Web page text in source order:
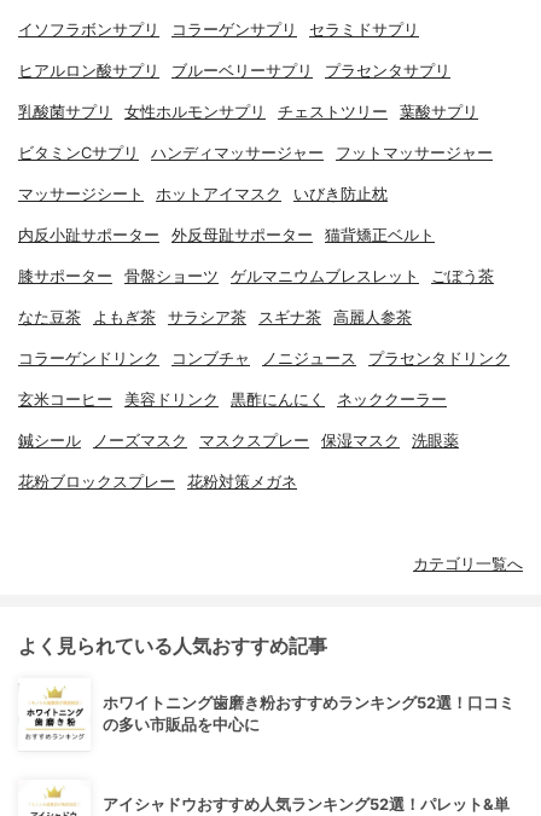
イソフラボンサプリ コラーゲンサプリ セラミドサプリ
ヒアルロン酸サプリ ブルーベリーサプリ プラセンタサプリ
乳酸菌サプリ 女性ホルモンサプリ チェストツリー 葉酸サプリ
ビタミンCサプリ ハンディマッサージャー フットマッサージャー
マッサージシート ホットアイマスク いびき防止枕
内反小趾サポーター 外反母趾サポーター 猫背矯正ベルト
膝サポーター 骨盤ショーツ ゲルマニウムブレスレット ごぼう茶
なた豆茶 よもぎ茶 サラシア茶 スギナ茶 高麗人参茶
コラーゲンドリンク コンブチャ ノニジュース プラセンタドリンク
玄米コーヒー 美容ドリンク 黒酢にんにく ネッククーラー
鍼シール ノーズマスク マスクスプレー 保湿マスク 洗眼薬
花粉ブロックスプレー 花粉対策メガネ
カテゴリ一覧へ
よく見られている人気おすすめ記事
ホワイトニング歯磨き粉おすすめランキング52選！口コミ
の多い市販品を中心に
アイシャドウおすすめ人気ランキング52選！パレット&単